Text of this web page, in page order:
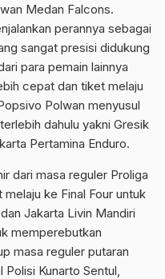
Medan Falcons.
perannya sebagai
sangat presisi didukung
para pemain lainnya
cepat dan tiket melaju
Polwan menyusul
dahulu yakni Gresik
Pertamina Enduro.
dari masa reguler Proliga
ke Final Four untuk
Jakarta Livin Mandiri
memperebutkan
masa reguler putaran
Kunarto Sentul,